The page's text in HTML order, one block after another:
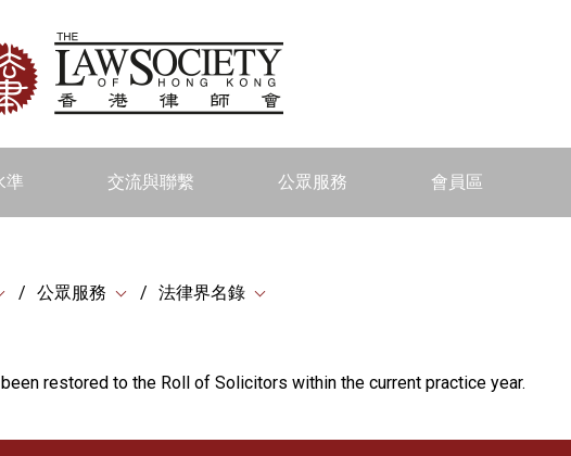
準 交流與聯繫 公眾服務 會員區
公眾服務 法律界名錄
restored to the Roll of Solicitors within the current practice year.